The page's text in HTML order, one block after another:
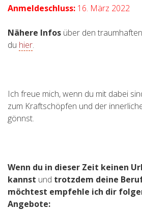
Anmeldeschluss: 16. März 2022
Nähere Infos über den
du hier.
Ich freue mich, wenn du mit dabei
zum Kraftschöpfen und der
gönnst.
Wenn du in dieser Zeit keinen
kannst und trotzdem deine
möchtest empfehle ich dir
Angebote: